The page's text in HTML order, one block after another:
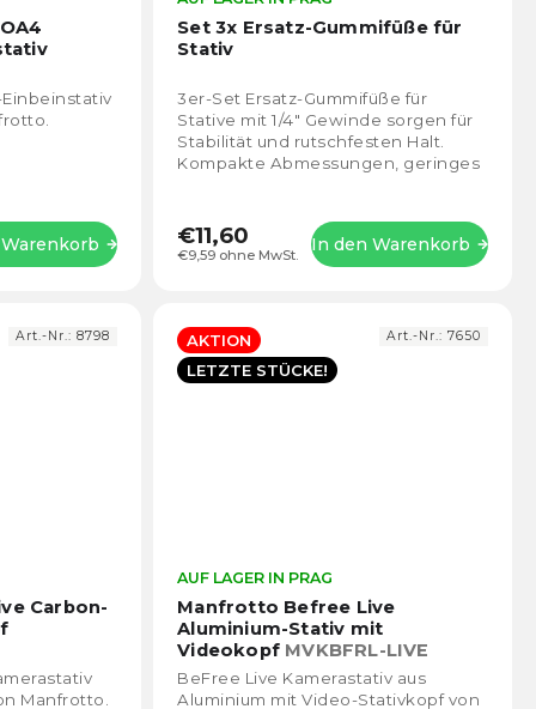
durchschnittliche
Produktbewertung
Sternen.
Set 3x Ersatz-Gummifüße für
Stativ
€9,59 ohne MwSt.
€11,60 In den Warenkorb
3er-Set Ersatz-Gummifüße für
Stative mit 1/4" Gewinde sorgen für
Stabilität und rutschfesten Halt.
Kompakte Abmessungen, geringes
Carbon-
durchschnittliche
Produktbewertung
Manfrotto.
Art.-Nr.:8798
AKTION
LETZTE STÜCKE!
Manfrotto Befree Live
Aluminium-Stativ mit
Videokopf MVKBFRL-LIVE
AUF LAGER IN PRAG
BeFree Live Kamerastativ aus
Aluminium mit Video-Stativkopf von
Art.-Nr.: 7650